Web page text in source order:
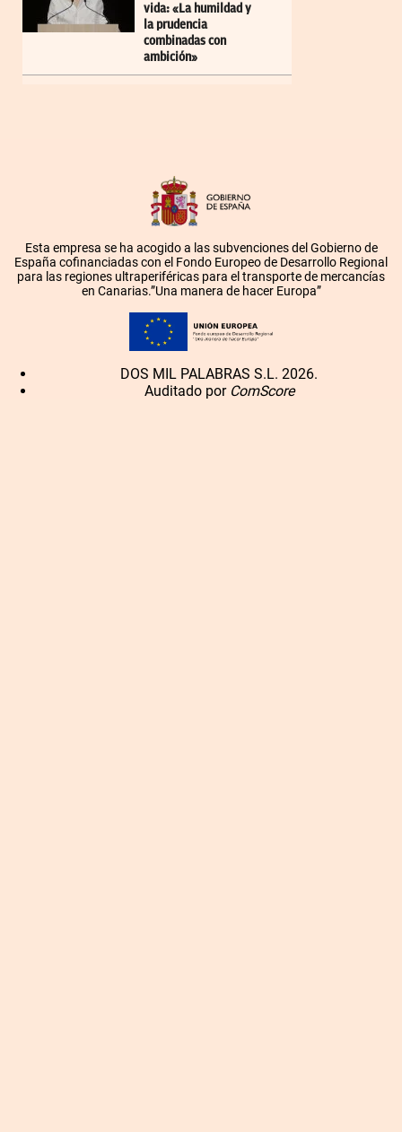
vida: «La humildad y
la prudencia
combinadas con
ambición»
Esta empresa se ha acogido a las subvenciones del Gobierno de
España cofinanciadas con el Fondo Europeo de Desarrollo Regional
para las regiones ultraperiféricas para el transporte de mercancías
en Canarias.”Una manera de hacer Europa”
DOS MIL PALABRAS S.L. 2026.
Auditado por ComScore